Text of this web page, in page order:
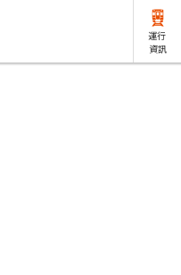
運行
資訊